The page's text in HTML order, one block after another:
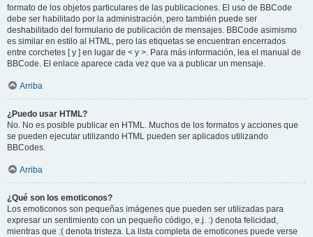
formato de los objetos particulares de las publicaciones. El uso de BBCode
debe ser habilitado por la administración, pero también puede ser
deshabilitado del formulario de publicación de mensajes. BBCode asimismo
es similar en estilo al HTML, pero las etiquetas se encuentran encerrados
entre corchetes [ y ] en lugar de < y >. Para más información, lea el manual de
BBCode. El enlace aparece cada vez que va a publicar un mensaje.
Arriba
¿Puedo usar HTML?
No. No es posible publicar en HTML. Muchos de los formatos y acciones que
se pueden ejecutar utilizando HTML pueden ser aplicados utilizando
BBCodes.
Arriba
¿Qué son los emoticonos?
Los emoticonos son pequeñas imágenes que pueden ser utilizadas para
expresar un sentimiento con un pequeño código, e.j. :) denota felicidad,
mientras que :( denota tristeza. La lista completa de emoticones puede verse